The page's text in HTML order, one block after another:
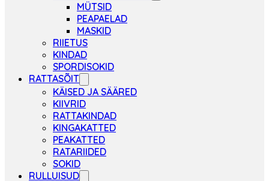
MÜTSID
PEAPAELAD
MASKID
RIIETUS
KINDAD
SPORDISOKID
RATTASÕIT
KÄISED JA SÄÄRED
KIIVRID
RATTAKINDAD
KINGAKATTED
PEAKATTED
RATARIIDED
SOKID
RULLUISUD